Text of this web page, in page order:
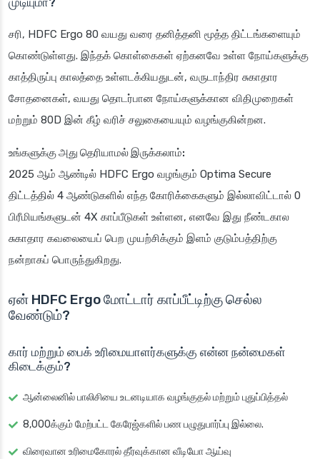
சரி, HDFC Ergo 80 வயது வரை தனித்தனி மூத்த திட்டங்களையும்
கொண்டுள்ளது. இந்தக் கொள்கைகள் ஏற்கனவே உள்ள நோய்களுக்கு
காத்திருப்பு காலத்தை உள்ளடக்கியதுடன், வருடாந்திர சுகாதார
சோதனைகள், வயது தொடர்பான நோய்களுக்கான விதிமுறைகள்
மற்றும் 80D இன் கீழ் வரிச் சலுகையையும் வழங்குகின்றன.
உங்களுக்கு அது தெரியாமல் இருக்கலாம்:
2025 ஆம் ஆண்டில் HDFC Ergo வழங்கும் Optima Secure
திட்டத்தில் 4 ஆண்டுகளில் எந்த கோரிக்கைகளும் இல்லாவிட்டால் 0
பிரீமியங்களுடன் 4X காப்பீடுகள் உள்ளன, எனவே இது நீண்டகால
சுகாதார கவலையைப் பெற முயற்சிக்கும் இளம் குடும்பத்திற்கு
நன்றாகப் பொருந்துகிறது.
ஏன் HDFC Ergo மோட்டார் காப்பீட்டிற்கு செல்ல
வேண்டும்?
கார் மற்றும் பைக் உரிமையாளர்களுக்கு என்ன நன்மைகள்
கிடைக்கும்?
ஆன்லைனில் பாலிசியை உடனடியாக வழங்குதல் மற்றும் புதுப்பித்தல்
8,000க்கும் மேற்பட்ட கேரேஜ்களில் பண பழுதுபார்ப்பு இல்லை.
விரைவான உரிமைகோரல் தீர்வுக்கான வீடியோ ஆய்வு